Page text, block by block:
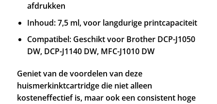
afdrukken
Inhoud: 7,5 ml, voor langdurige printcapaciteit
Compatibel: Geschikt voor Brother DCP-J1050
DW, DCP-J1140 DW, MFC-J1010 DW
Geniet van de voordelen van deze
huismerkinktcartridge die niet alleen
kosteneffectief is, maar ook een consistent hoge